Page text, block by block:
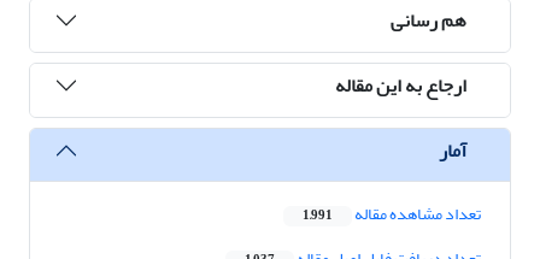
هم رسانی
ارجاع به این مقاله
آمار
تعداد مشاهده مقاله 1,991